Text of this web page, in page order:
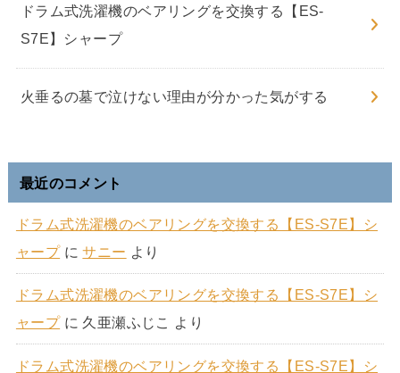
ドラム式洗濯機のベアリングを交換する【ES-
S7E】シャープ
火垂るの墓で泣けない理由が分かった気がする
最近のコメント
ドラム式洗濯機のベアリングを交換する【ES-S7E】シ
ャープにサニー より
ドラム式洗濯機のベアリングを交換する【ES-S7E】シ
ャープに 久亜瀬ふじこ より
ドラム式洗濯機のベアリングを交換する【ES-S7E】シ